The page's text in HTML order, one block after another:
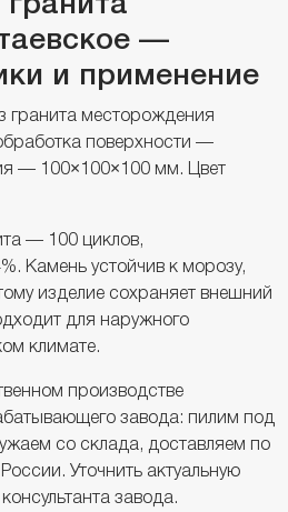
гранита
—
и применение
гранита месторождения
поверхности —
— 100×100×100 мм. Цвет
— 100 циклов,
Камень устойчив к морозу,
изделие сохраняет внешний
для наружного
климате.
производстве
завода: пилим под
со склада, доставляем по
Уточнить актуальную
завода.